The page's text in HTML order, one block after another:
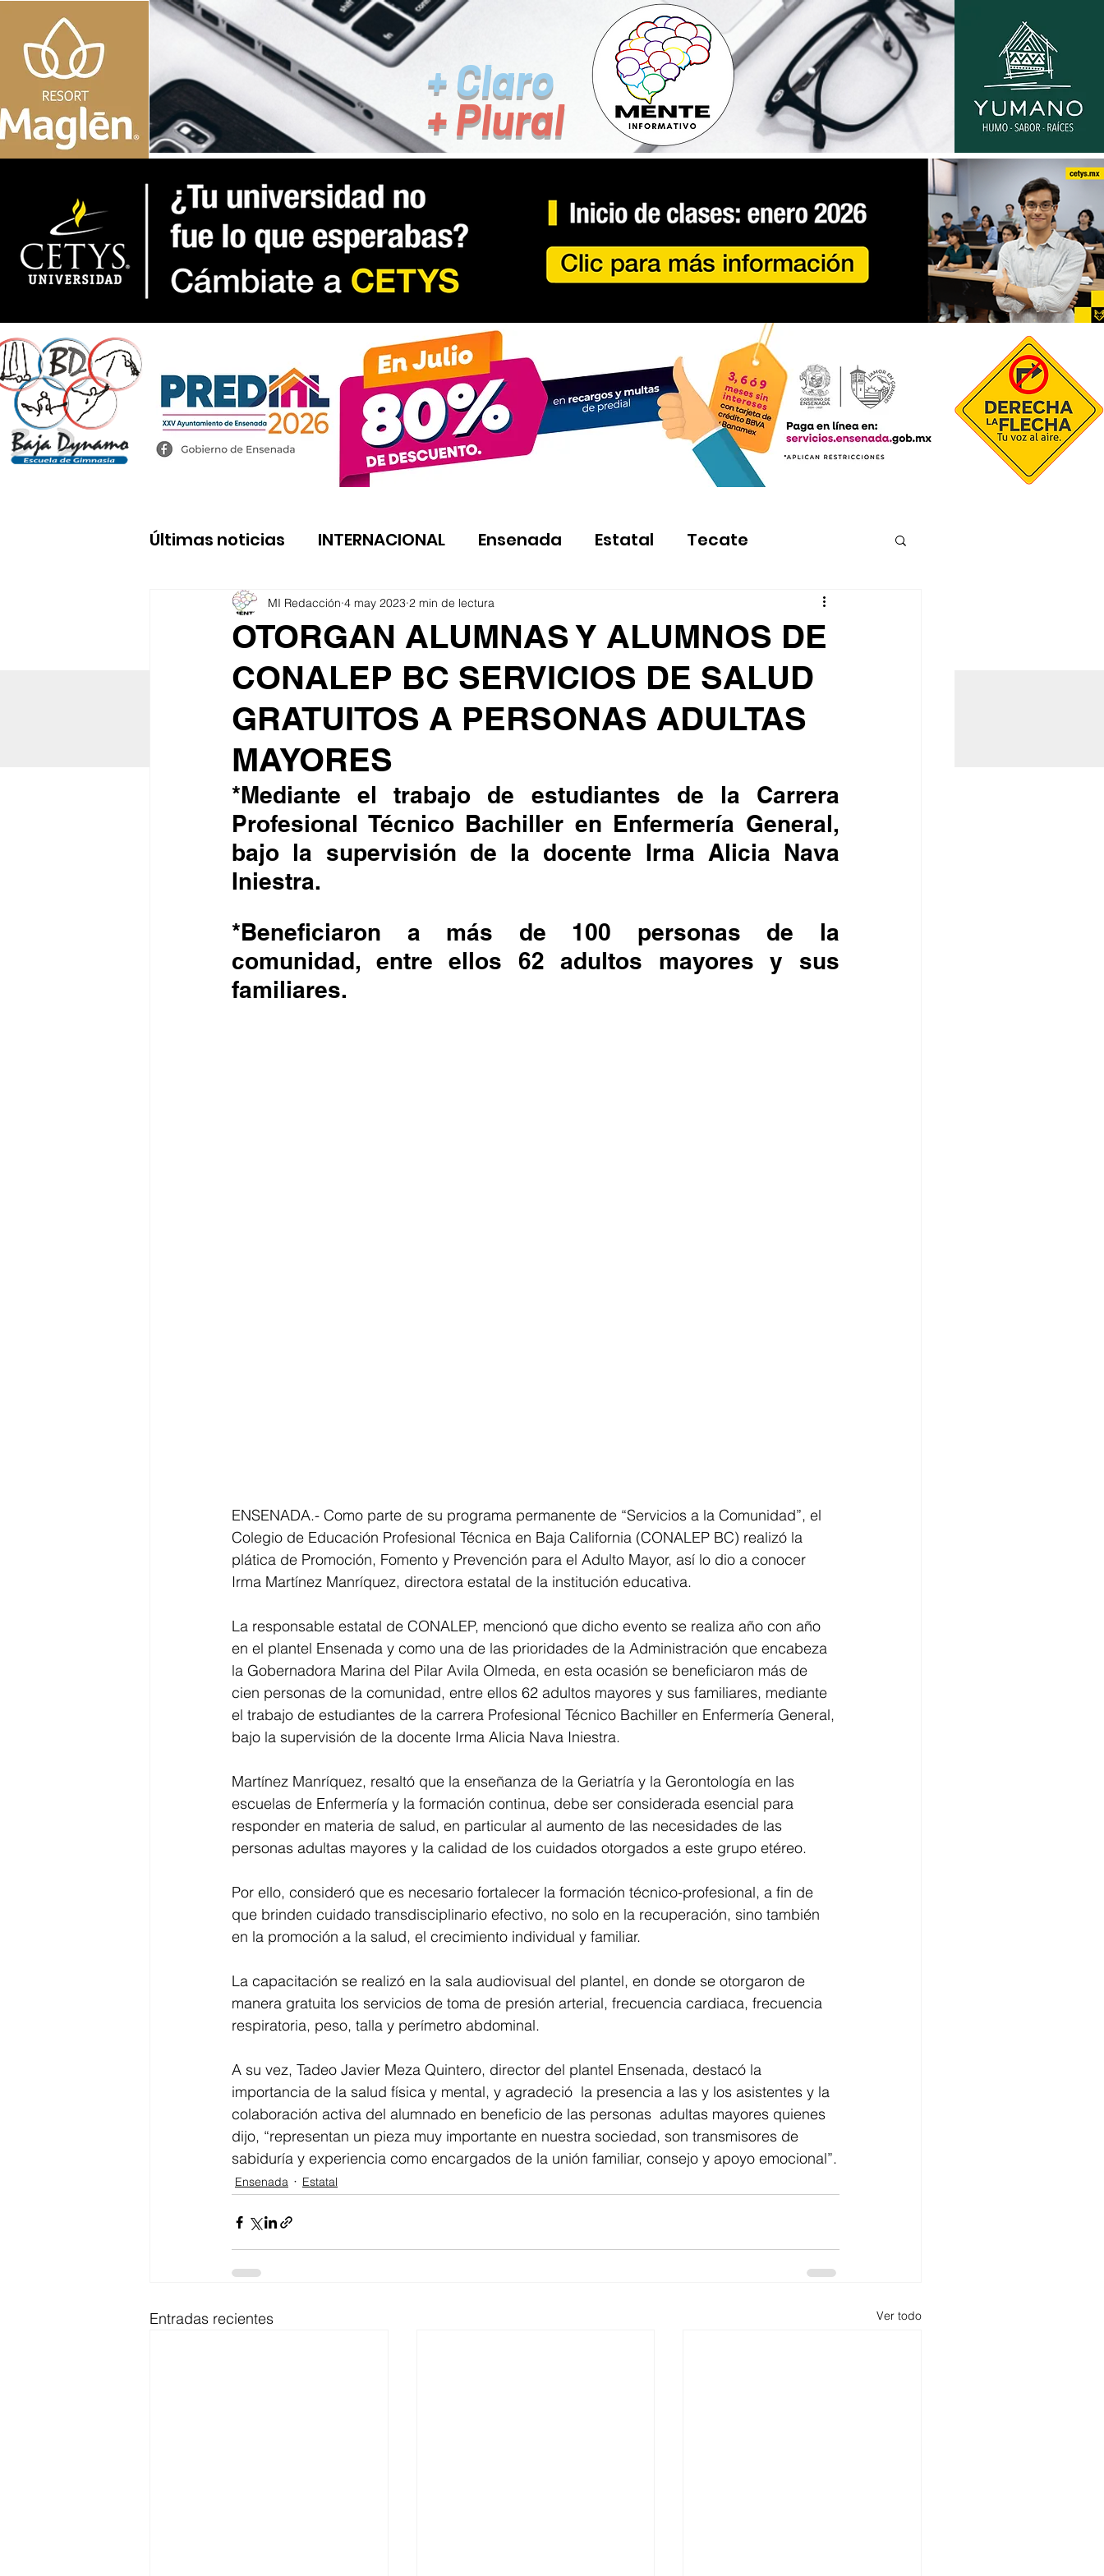
+ Claro
+ Plural
Últimas noticias INTERNACIONAL Ensenada Estatal Tecate
OTORGAN ALUMNAS Y ALUMNOS DE
CONALEP BC SERVICIOS DE SALUD
GRATUITOS A PERSONAS ADULTAS
MAYORES
MI Redacción 4 may 2023 2 min de lectura
*Mediante el trabajo de estudiantes de la Carrera
Profesional Técnico Bachiller en Enfermería General,
bajo la supervisión de la docente Irma Alicia Nava
Iniestra.
*Beneficiaron a más de 100 personas de la
comunidad, entre ellos 62 adultos mayores y sus
familiares.
ENSENADA.- Como parte de su programa permanente de “Servicios a la Comunidad”, el
Colegio de Educación Profesional Técnica en Baja California (CONALEP BC) realizó la
plática de Promoción, Fomento y Prevención para el Adulto Mayor, así lo dio a conocer
Irma Martínez Manríquez, directora estatal de la institución educativa.
La responsable estatal de CONALEP, mencionó que dicho evento se realiza año con año
en el plantel Ensenada y como una de las prioridades de la Administración que encabeza
la Gobernadora Marina del Pilar Avila Olmeda, en esta ocasión se beneficiaron más de
cien personas de la comunidad, entre ellos 62 adultos mayores y sus familiares, mediante
el trabajo de estudiantes de la carrera Profesional Técnico Bachiller en Enfermería General,
bajo la supervisión de la docente Irma Alicia Nava Iniestra.
Martínez Manríquez, resaltó que la enseñanza de la Geriatría y la Gerontología en las
escuelas de Enfermería y la formación continua, debe ser considerada esencial para
responder en materia de salud, en particular al aumento de las necesidades de las
personas adultas mayores y la calidad de los cuidados otorgados a este grupo etéreo.
Por ello, consideró que es necesario fortalecer la formación técnico-profesional, a fin de
que brinden cuidado transdisciplinario efectivo, no solo en la recuperación, sino también
en la promoción a la salud, el crecimiento individual y familiar.
La capacitación se realizó en la sala audiovisual del plantel, en donde se otorgaron de
manera gratuita los servicios de toma de presión arterial, frecuencia cardiaca, frecuencia
respiratoria, peso, talla y perímetro abdominal.
A su vez, Tadeo Javier Meza Quintero, director del plantel Ensenada, destacó la
importancia de la salud física y mental, y agradeció  la presencia a las y los asistentes y la
colaboración activa del alumnado en beneficio de las personas  adultas mayores quienes
dijo, “representan un pieza muy importante en nuestra sociedad, son transmisores de
sabiduría y experiencia como encargados de la unión familiar, consejo y apoyo emocional”.
Ensenada Estatal
Entradas recientes Ver todo